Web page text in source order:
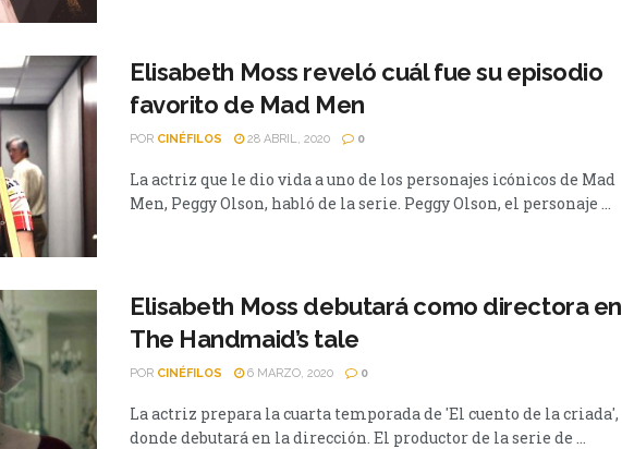
Elisabeth Moss reveló cuál fue su episodio
favorito de Mad Men
POR CINÉFILOS 28 ABRIL, 2020 0
La actriz que le dio vida a uno de los personajes icónicos de Mad
Men, Peggy Olson, habló de la serie. Peggy Olson, el personaje ...
Elisabeth Moss debutará como directora en
The Handmaid’s tale
POR CINÉFILOS 6 MARZO, 2020 0
La actriz prepara la cuarta temporada de 'El cuento de la criada',
donde debutará en la dirección. El productor de la serie de ...